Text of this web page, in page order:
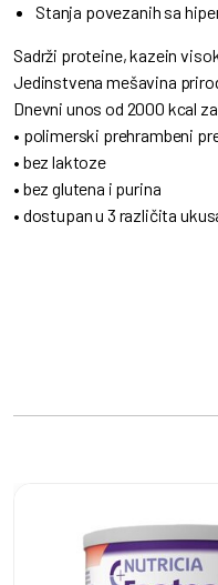
Stanja povezanih sa
Sadrži proteine, kazein
Jedinstvena mešavina
Dnevni unos od 2000 kcal
• polimerski prehrambeni
• bez laktoze
• bez glutena i purina
• dostupan u 3 različita
Doziranje: